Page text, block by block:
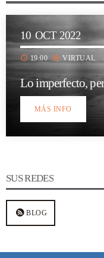
10 OCT 2022
schedule 19:00 my_location VIRTUAL
Lo imperfecto,
MÁS INFO
SUS REDES
BLOG